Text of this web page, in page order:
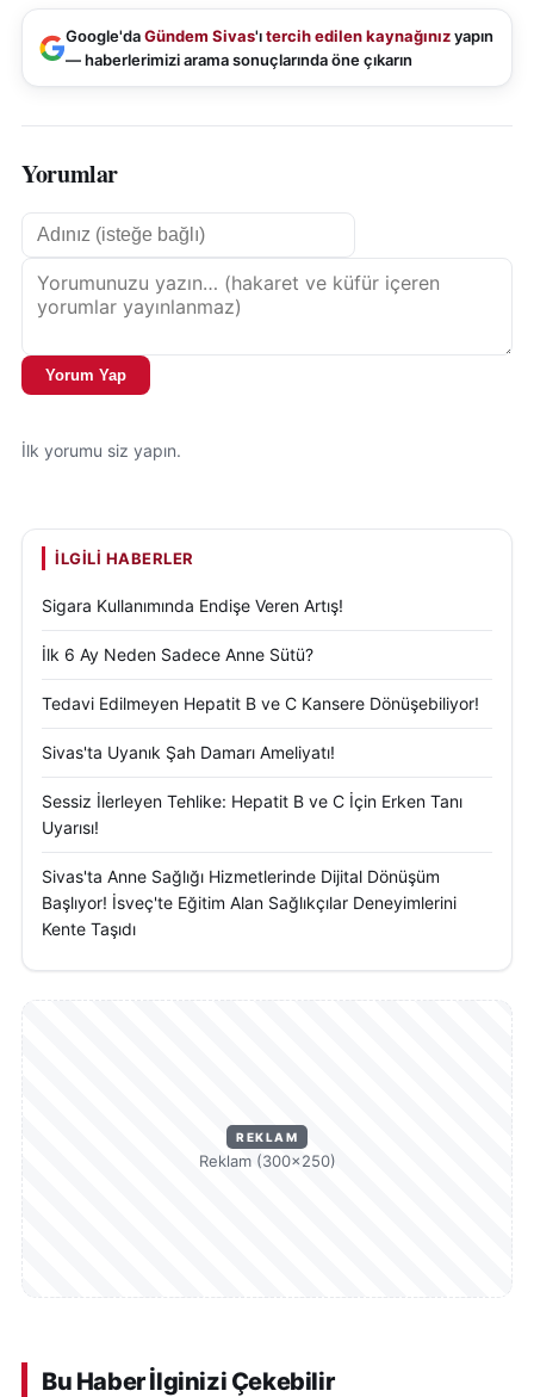
Google'daGündem Sivas'ıtercih edilen kaynağınızyapın
— haberlerimizi arama sonuçlarında öne çıkarın
Yorumlar
Yorum Yap
İlk yorumu siz yapın.
İLGILI HABERLER
Sigara Kullanımında Endişe Veren Artış!
İlk 6 Ay Neden Sadece Anne Sütü?
Tedavi Edilmeyen Hepatit B ve C Kansere Dönüşebiliyor!
Sivas'ta Uyanık Şah Damarı Ameliyatı!
Sessiz İlerleyen Tehlike: Hepatit B ve C İçin Erken Tanı
Uyarısı!
Sivas'ta Anne Sağlığı Hizmetlerinde Dijital Dönüşüm
Başlıyor! İsveç'te Eğitim Alan Sağlıkçılar Deneyimlerini
Kente Taşıdı
REKLAM
Reklam (300×250)
Bu Haber İlginizi Çekebilir